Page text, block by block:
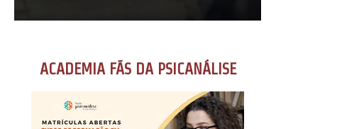
ACADEMIA FÃS DA PSICANÁLISE